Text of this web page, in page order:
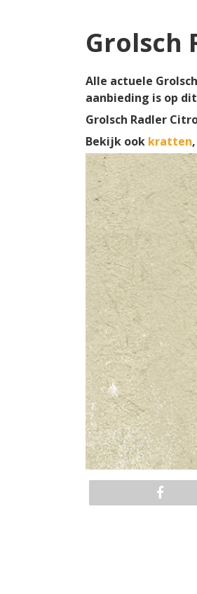
Grolsch
Alle actuele
aanbieding is op
Grolsch Radler
Bekijk ook kratten,